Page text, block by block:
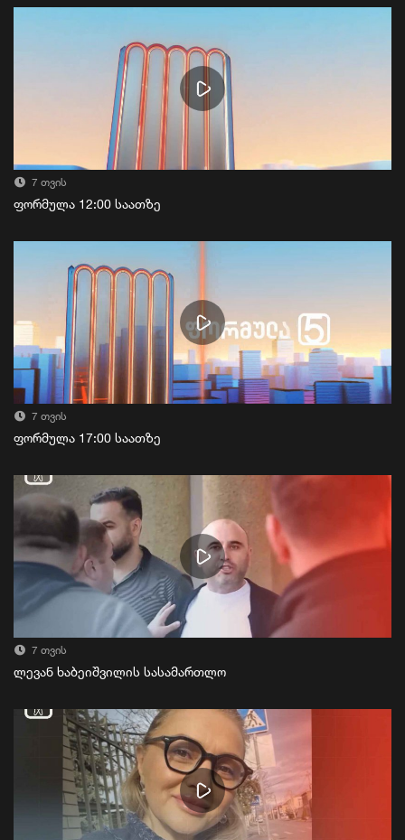
7 თვის
ფორმულა 12:00 საათზე
7 თვის
ფორმულა 17:00 საათზე
7 თვის
ლევან ხაბეიშვილის სასამართლო